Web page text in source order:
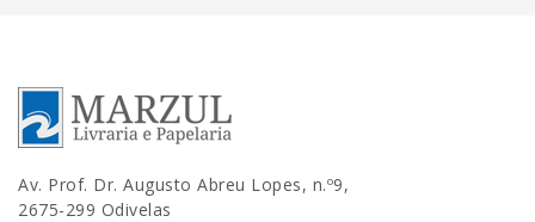
Av. Prof. Dr. Augusto Abreu Lopes, n.º9,
2675-299 Odivelas